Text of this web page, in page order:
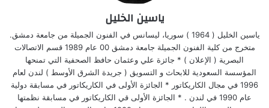
ياسين الخليل
ياسين الخليل ( 1964 ) سوريا، ليسانس في الفنون الجميلة من جامعة دمشق.
متخرج من كلية الفنون الجميلة جامعة دمشق 00 عام 1989 قسم الاتصالات
البصرية ( الإعلان ) * جائزة علي وعثمان حافظ الصحفية التي تمنحها
المؤسسة السعودية للابحاث و التسويق ( جريدة الشرق الأوسط ) لندن لعام
1996 في مجال الكاريكاتور * الجائزة الأولى في الكاريكاتور في مسابقة دولية
عام 1990 في لندن . * الجائزة الأولى قي الكاريكاتور في مسابقة نظمتها